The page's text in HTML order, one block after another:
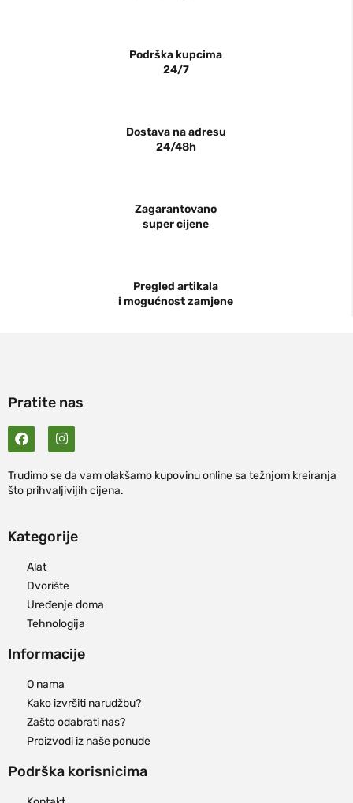
Podrška kupcima
24/7
Dostava na adresu
24/48h
Zagarantovano
super cijene
Pregled artikala
i mogućnost zamjene
Pratite nas
Trudimo se da vam olakšamo kupovinu online sa težnjom kreiranja
što prihvaljivijih cijena.
Kategorije
Alat
Dvorište
Uređenje doma
Tehnologija
Informacije
O nama
Kako izvršiti narudžbu?
Zašto odabrati nas?
Proizvodi iz naše ponude
Podrška korisnicima